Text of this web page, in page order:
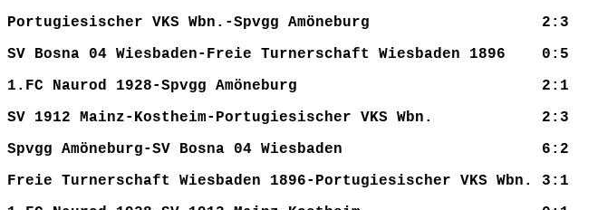
Portugiesischer VKS Wbn.-Spvgg Amöneburg 2:3
SV Bosna 04 Wiesbaden-Freie Turnerschaft Wiesbaden 1896 0:5
1.FC Naurod 1928-Spvgg Amöneburg 2:1
SV 1912 Mainz-Kostheim-Portugiesischer VKS Wbn. 2:3
Spvgg Amöneburg-SV Bosna 04 Wiesbaden 6:2
Freie Turnerschaft Wiesbaden 1896-Portugiesischer VKS Wbn. 3:1